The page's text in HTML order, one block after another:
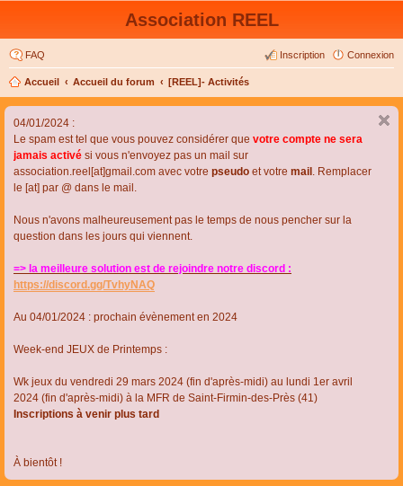
Association REEL
FAQ Connexion
Inscription
Accueil Accueil du forum [REEL]- Activités
04/01/2024 :
Le spam est tel que vous pouvez considérer que votre compte ne sera
jamais activé si vous n'envoyez pas un mail sur
association.reel[at]gmail.com avec votre pseudo et votre mail . Remplacer
le [at] par @ dans le mail.
Nous n'avons malheureusement pas le temps de nous pencher sur la
question dans les jours qui viennent.
=> la meilleure solution est de rejoindre notre discord :
https://discord.gg/TvhyNAQ
Au 04/01/2024 : prochain évènement en 2024
Week-end JEUX de Printemps :
Wk jeux du vendredi 29 mars 2024 (fin d'après-midi) au lundi 1er avril
2024 (fin d'après-midi) à la MFR de Saint-Firmin-des-Près (41)
Inscriptions à venir plus tard
À bientôt !